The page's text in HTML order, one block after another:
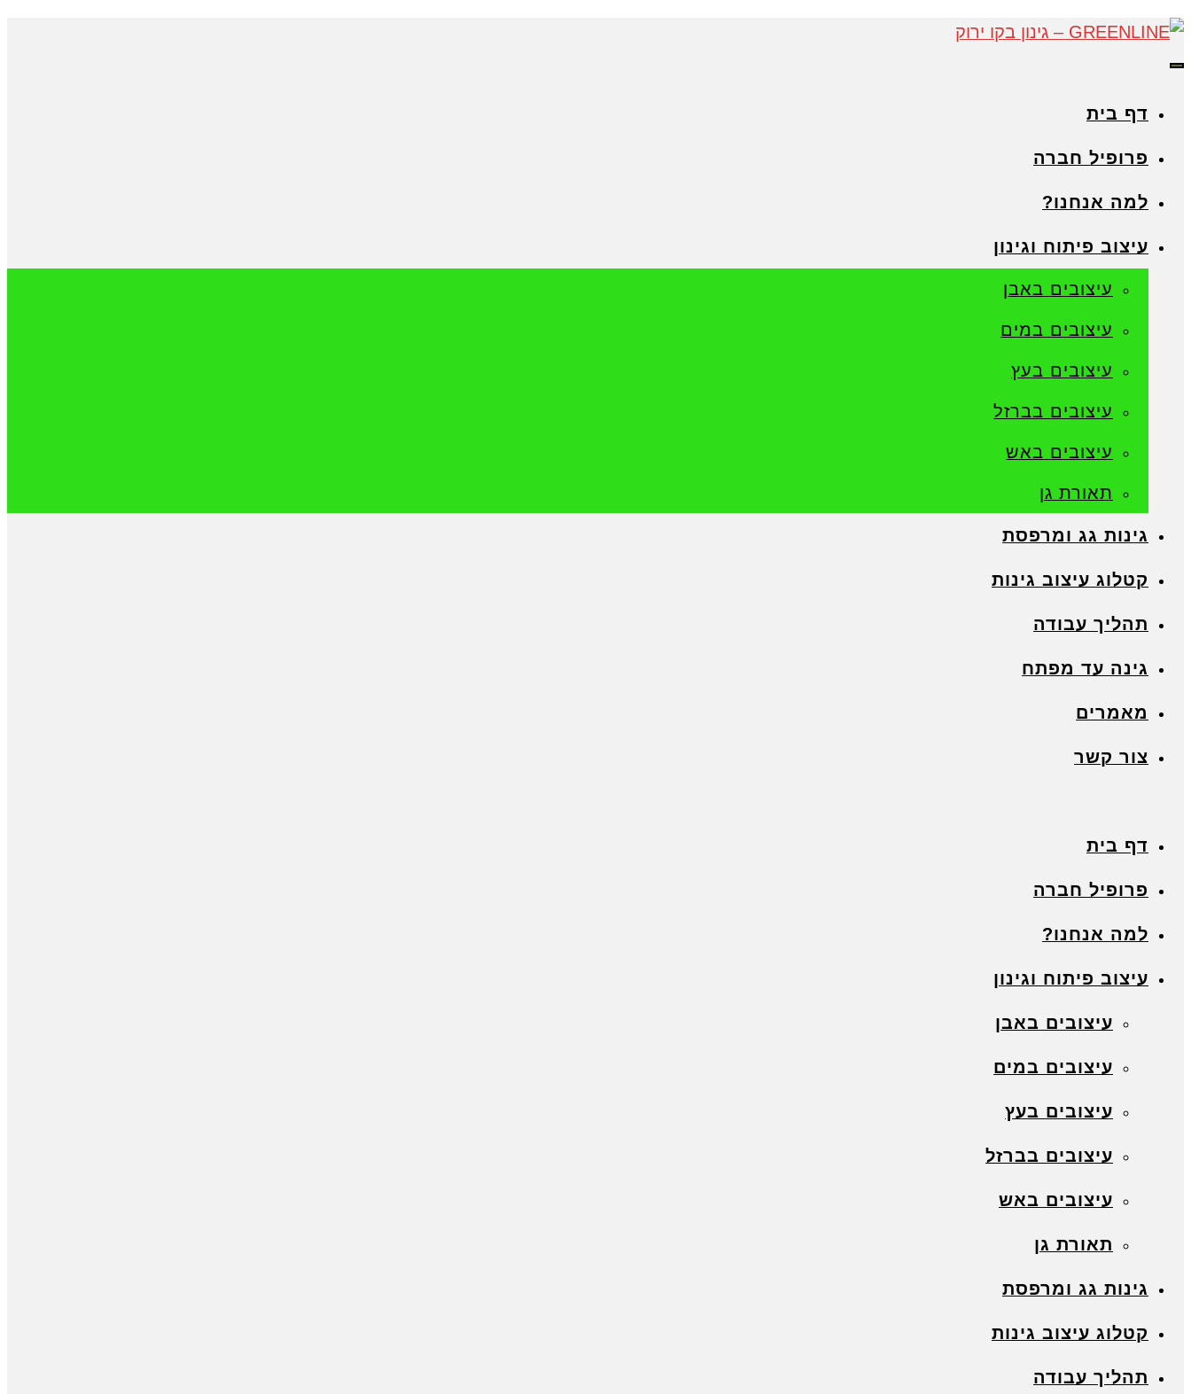
תפריט
דף בית
פרופיל חברה
למה אנחנו?
עיצוב פיתוח וגינון
עיצובים באבן
עיצובים במים
עיצובים בעץ
עיצובים בברזל
עיצובים באש
תאורת גן
גינות גג ומרפסת
קטלוג עיצוב גינות
תהליך עבודה
גינה עד מפתח
מאמרים
צור קשר
דף בית
פרופיל חברה
למה אנחנו?
עיצוב פיתוח וגינון
עיצובים באבן
עיצובים במים
עיצובים בעץ
עיצובים בברזל
עיצובים באש
תאורת גן
גינות גג ומרפסת
קטלוג עיצוב גינות
תהליך עבודה